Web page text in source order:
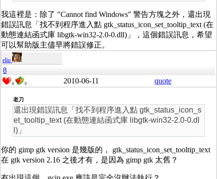
我這裡是：除了 "Cannot find Windows" 警告方塊之外，還出現
錯誤訊息「找不到程序進入點 gtk_status_icon_set_tooltip_text (在
動態連結函式庫 libgtk-win32-2.0-0.dll)」，這個錯誤訊息，希望
可以幫助版主儘早將錯誤修正。
eliu
8
0 0 2010-06-11 quote
老刀
還出現錯誤訊息「找不到程序進入點 gtk_status_icon_s
et_tooltip_text (在動態連結函式庫 libgtk-win32-2.0-0.dl
l)」
你的 gimp gtk version 是幾版的， gtk_status_icon_set_tooltip_text
在 gtk version 2.16 之後才有，是因為 gimp gtk 太舊？